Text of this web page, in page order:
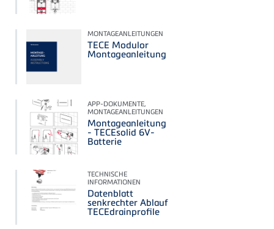
MONTAGEANLEITUNGEN
TECE Modulor
Montageanleitung
APP-DOKUMENTE,
MONTAGEANLEITUNGEN
Montageanleitung
- TECEsolid 6V-
Batterie
TECHNISCHE
INFORMATIONEN
Datenblatt
senkrechter Ablauf
TECEdrainprofile